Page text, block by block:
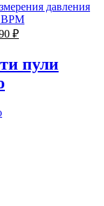
давления
₽Текущая
990 ₽.
пули